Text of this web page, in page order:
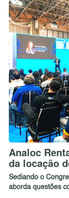
Analoc
da locação
Sediando o
aborda questões